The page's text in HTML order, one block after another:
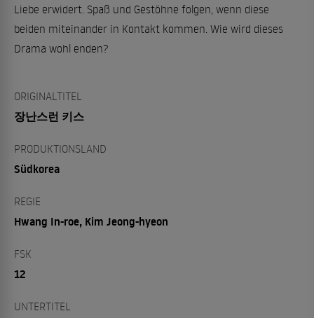
Liebe erwidert. Spaß und Gestöhne folgen, wenn diese
beiden miteinander in Kontakt kommen. Wie wird dieses
Drama wohl enden?
ORIGINALTITEL
장난스런 키스
PRODUKTIONSLAND
Südkorea
REGIE
Hwang In-roe, Kim Jeong-hyeon
FSK
12
UNTERTITEL